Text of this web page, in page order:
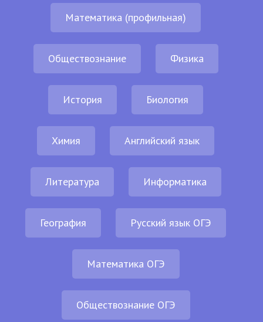
Математика (профильная)
Обществознание Физика
История Биология
Химия Английский язык
Литература Информатика
География Русский язык ОГЭ
Математика ОГЭ
Обществознание ОГЭ